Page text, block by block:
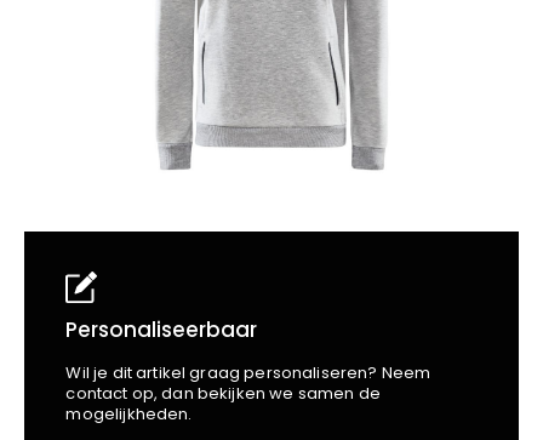
BusinessWellnessKapper
Beechfield
Blakläder
Claude
Edge Safety
Harvest
Heckel
Personaliseerbaar
Wil je dit artikel graag personaliseren? Neem
contact op, dan bekijken we samen de
mogelijkheden.